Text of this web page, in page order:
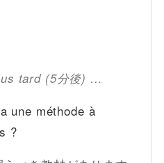
tard (5分後) …
une méthode à
?